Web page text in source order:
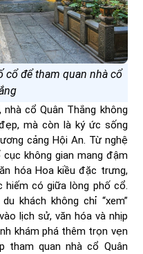
cổ để tham quan nhà cổ
cổ Quân Thắng không
mà còn là ký ức sống
cảng Hội An. Từ nghệ
không gian mang đậm
hóa Hoa kiều đặc trưng,
có giữa lòng phố cổ.
khách không chỉ “xem”
lịch sử, văn hóa và nhịp
khám phá thêm trọn vẹn
tham quan nhà cổ Quân